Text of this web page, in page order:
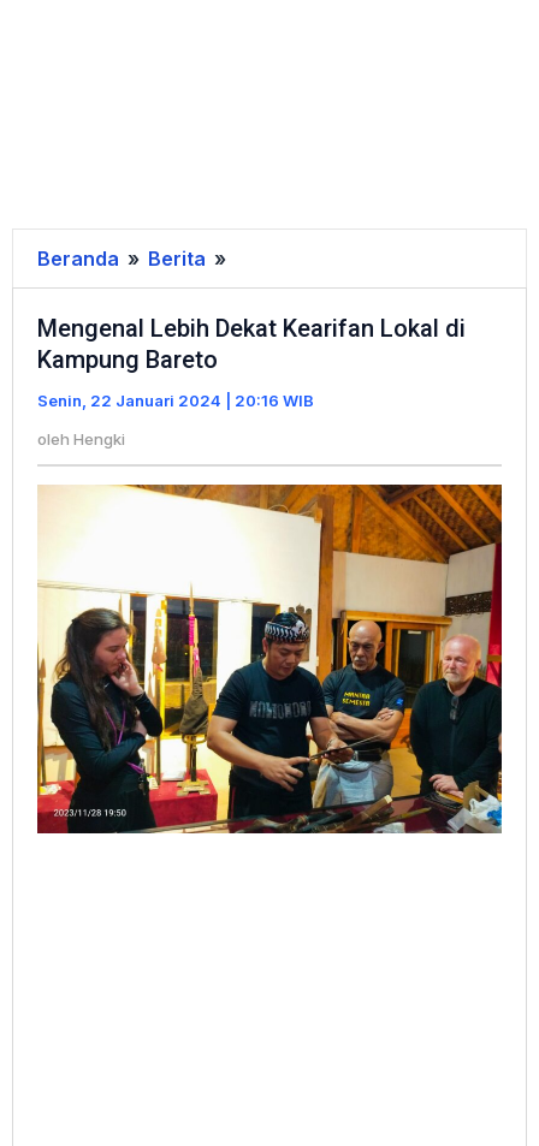
Beranda » Berita »
Lebih
Dekat
Lokal
Kampung
Bareto
Mengenal Lebih Dekat Kearifan Lokal di
Kampung Bareto
Senin, 22 Januari 2024 | 20:16 WIB
oleh Hengki